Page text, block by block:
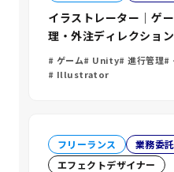
イラストレーター｜ゲ
理・外注ディレクショ
ゲーム Unity 進行管理
Illustrator
フリーランス 業務委託
エフェクトデザイナー